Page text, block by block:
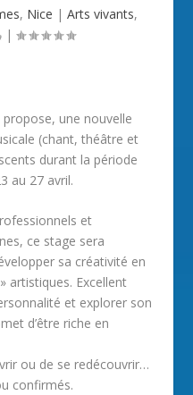
, Nice | Arts vivants,
|
une nouvelle
(chant, théâtre et
durant la période
au 27 avril.
et
ce stage sera
sa créativité en
artistiques. Excellent
et explorer son
d’être riche en
ou de se redécouvrir…
confirmés.